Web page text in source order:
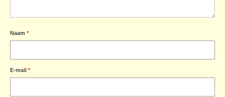
Naam *
E-mail *